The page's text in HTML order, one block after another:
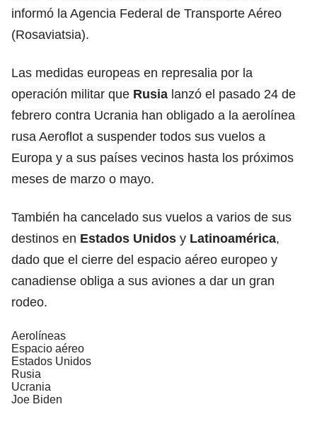
informó la Agencia Federal de Transporte Aéreo
(Rosaviatsia).
Las medidas europeas en represalia por la
operación militar que Rusia lanzó el pasado 24 de
febrero contra Ucrania han obligado a la aerolínea
rusa Aeroflot a suspender todos sus vuelos a
Europa y a sus países vecinos hasta los próximos
meses de marzo o mayo.
También ha cancelado sus vuelos a varios de sus
destinos en Estados Unidos y Latinoamérica,
dado que el cierre del espacio aéreo europeo y
canadiense obliga a sus aviones a dar un gran
rodeo.
Aerolíneas
Espacio aéreo
Estados Unidos
Rusia
Ucrania
Joe Biden